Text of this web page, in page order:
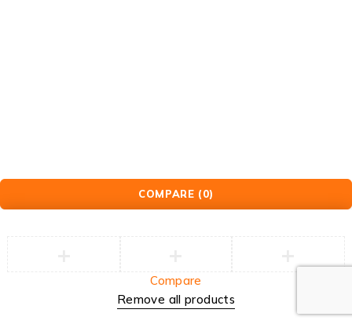
COMPARE (0)
Compare
Remove all products